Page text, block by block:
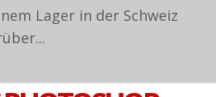
Lager in der Schweiz